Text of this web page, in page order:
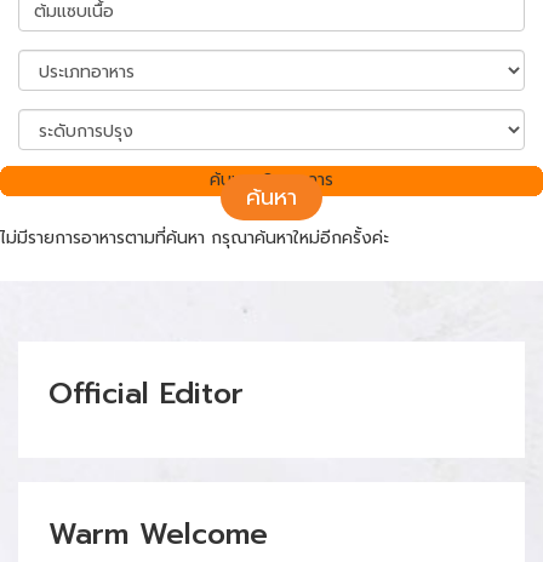
ค้นหา
ไม่มีรายการอาหารตามที่ค้นหา กรุณาค้นหาใหม่อีกครั้งค่ะ
ค้นพบ 0 รายการ
Official Editor
Warm Welcome